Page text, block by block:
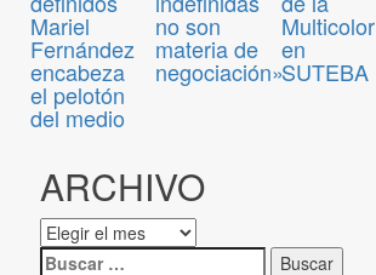
Mariel
Fernández
encabeza
el pelotón
del medio
no son
materia de
negociación»
Multicolor
en
SUTEBA
ARCHIVO